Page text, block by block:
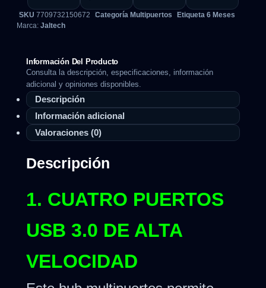
SKU 7709732150672 Categoría Multipuertos Etiqueta 6 Meses
Marca: Jaltech
Información Del Producto
Consulta la descripción, especificaciones, información
adicional y opiniones disponibles.
Descripción
Información adicional
Valoraciones (0)
Descripción
1. CUATRO PUERTOS
USB 3.0 DE ALTA
VELOCIDAD